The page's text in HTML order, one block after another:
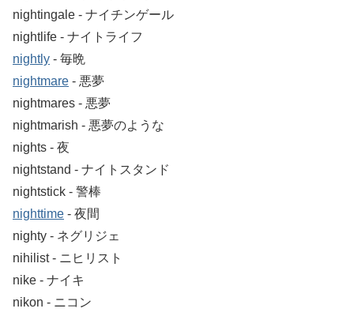
nightingale ‐ ナイチンゲール
nightlife ‐ ナイトライフ
nightly ‐ 毎晩
nightmare ‐ 悪夢
nightmares ‐ 悪夢
nightmarish ‐ 悪夢のような
nights ‐ 夜
nightstand ‐ ナイトスタンド
nightstick ‐ 警棒
nighttime ‐ 夜間
nighty ‐ ネグリジェ
nihilist ‐ ニヒリスト
nike ‐ ナイキ
nikon ‐ ニコン